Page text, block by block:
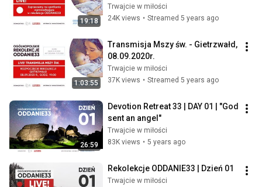
19:18
Trwajcie w miłości
24K views • Streamed 5 years ago
1:03:55
Transmisja Mszy św. - Gietrzwałd,
08.09.2020r.
Trwajcie w miłości
37K views • Streamed 5 years ago
26:59
Devotion Retreat 33 | DAY 01 | "God
sent an angel"
Trwajcie w miłości
83K views • 5 years ago
Rekolekcje ODDANIE33 | Dzień 01
Trwajcie w miłości